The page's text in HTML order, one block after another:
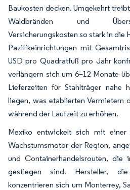
Baukosten decken. Umgekehrt
Waldbränden und
Versicherungskosten so stark in die
Pazifikeinrichtungen mit
USD pro Quadratfuß pro Jahr
verlängern sich um 6–12 Monate
Lieferzeiten für Stahlträger nahe
liegen, was etablierten Vermietern
während der Laufzeit zu erhöhen.
Mexiko entwickelt sich mit
Wachstumsmotor der Region,
und Containerhandelsrouten,
gestiegen sind. Hersteller,
konzentrieren sich um Monterrey,